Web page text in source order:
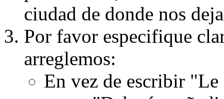
ciudad de donde nos
Por favor especifique
arreglemos:
En vez de escribir